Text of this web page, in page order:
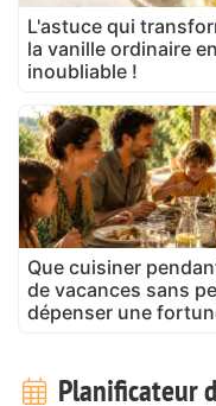
L'astuce qui
la vanille ordinaire
inoubliable !
Que cuisiner
de vacances sans
dépenser une
Planificateur